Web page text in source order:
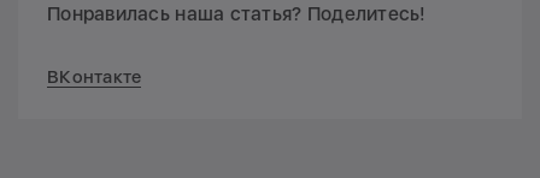
Понравилась наша статья? Поделитесь!
ВКонтакте